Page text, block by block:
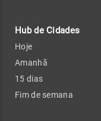
Hub de Cidades
Hoje
Amanhã
15 dias
Fim de semana